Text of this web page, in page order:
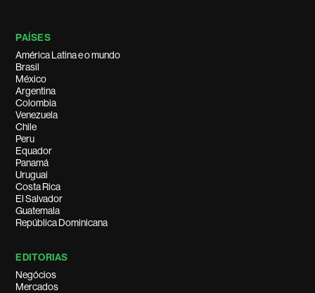
PAÍSES
América Latina e o mundo
Brasil
México
Argentina
Colombia
Venezuela
Chile
Peru
Equador
Panamá
Uruguai
Costa Rica
El Salvador
Guatemala
República Dominicana
EDITORIAS
Negócios
Mercados